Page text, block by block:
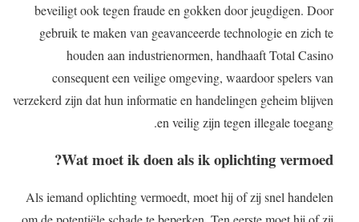
beveiligt ook tegen fraude en gokken door jeugdigen. Door
gebruik te maken van geavanceerde technologie en zich te
houden aan industrienormen, handhaaft Total Casino
consequent een veilige omgeving, waardoor spelers van
verzekerd zijn dat hun informatie en handelingen geheim blijven
en veilig zijn tegen illegale toegang.
Wat moet ik doen als ik oplichting vermoed?
Als iemand oplichting vermoedt, moet hij of zij snel handelen